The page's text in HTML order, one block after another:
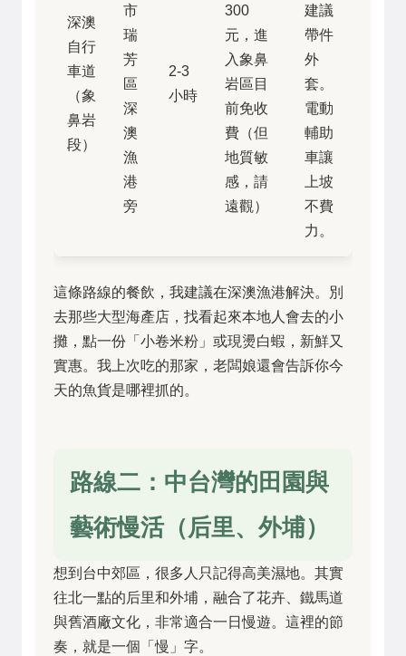
深澳
自行
車道
（象
鼻岩
段）
市
瑞
芳
區
深
澳
漁
港
旁
2-3
小時
300
元，進
入象鼻
岩區目
前免收
費（但
地質敏
感，請
遠觀）
建議
帶件
外
套。
電動
輔助
車讓
上坡
不費
力。
這條路線的餐飲，我建議在深澳漁港解決。別
去那些大型海產店，找看起來本地人會去的小
攤，點一份「小卷米粉」或現燙白蝦，新鮮又
實惠。我上次吃的那家，老闆娘還會告訴你今
天的魚貨是哪裡抓的。
路線二：中台灣的田園與
藝術慢活（后里、外埔）
想到台中郊區，很多人只記得高美濕地。其實
往北一點的后里和外埔，融合了花卉、鐵馬道
與舊酒廠文化，非常適合一日慢遊。這裡的節
奏，就是一個「慢」字。